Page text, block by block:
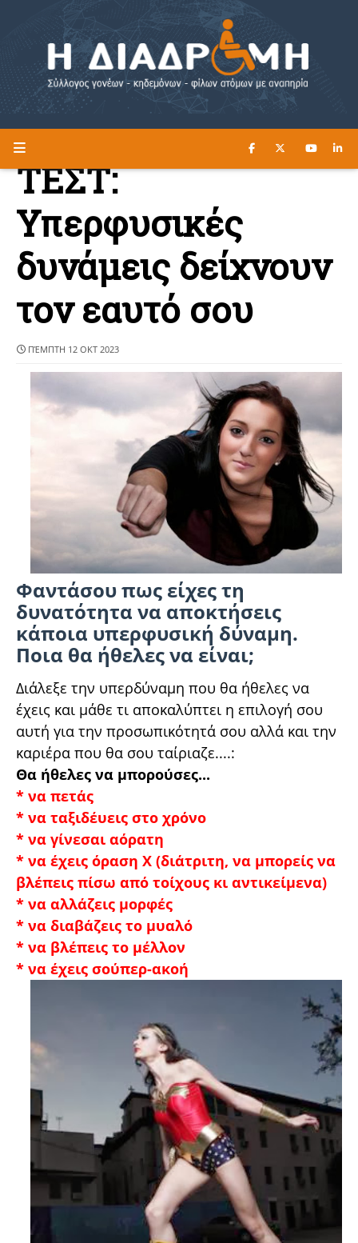
Η ΔΙΑΔΡΟΜΗ ΔΙΑΒΑΣΤΕ ΕΔΩ ►
ΤΕΣΤ:
Υπερφυσικές
δυνάμεις δείχνουν
τον εαυτό σου
ΠΈΜΠΤΗ 12 ΟΚΤ 2023
Φαντάσου πως είχες τη
δυνατότητα να αποκτήσεις
κάποια υπερφυσική δύναμη.
Ποια θα ήθελες να είναι;
Διάλεξε την υπερδύναμη που θα ήθελες να
έχεις και μάθε τι αποκαλύπτει η επιλογή σου
αυτή για την προσωπικότητά σου αλλά και την
καριέρα που θα σου ταίριαζε....:
Θα ήθελες να μπορούσες...
* να πετάς
* να ταξιδέυεις στο χρόνο
* να γίνεσαι αόρατη
* να έχεις όραση Χ (διάτριτη, να μπορείς να
βλέπεις πίσω από τοίχους κι αντικείμενα)
* να αλλάζεις μορφές
* να διαβάζεις το μυαλό
* να βλέπεις το μέλλον
* να έχεις σούπερ-ακοή